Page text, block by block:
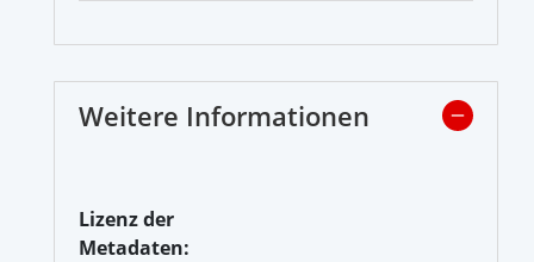
Weitere Informationen
Lizenz der
Metadaten: